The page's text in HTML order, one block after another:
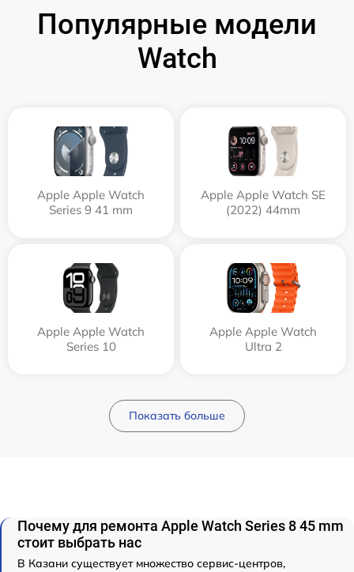
Популярные модели
Watch
Apple Apple Watch
Series 9 41 mm
Apple Apple Watch SE
(2022) 44mm
Apple Apple Watch
Series 10
Apple Apple Watch
Ultra 2
Показать больше
Почему для ремонта Apple Watch Series 8 45 mm
стоит выбрать нас
В Казани существует множество сервис-центров,